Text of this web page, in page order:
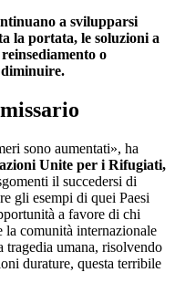
a svilupparsi
la portata, le soluzioni a
o
diminuire.
sono aumentati», ha
Unite per i Rifugiati,
il succedersi di
gli esempi di quei Paesi
a favore di chi
la comunità internazionale
tragedia umana, risolvendo
durature, questa terribile